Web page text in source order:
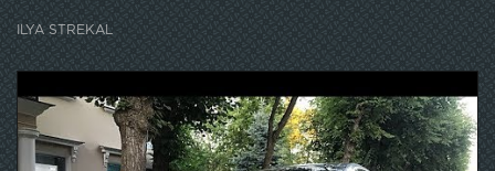
Эксперимент: Разводит ли дилер Мерседес на деньги?
ILYA STREKAL